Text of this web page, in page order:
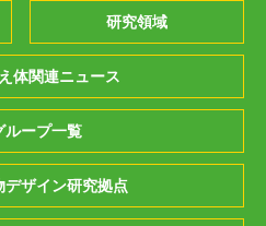
研究領域
体関連ニュース
ループ一覧
デザイン研究拠点